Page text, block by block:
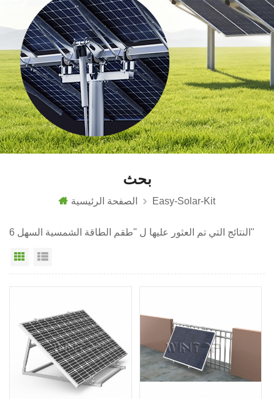
بحث
الصفحة الرئيسية Easy-Solar-Kit
6 النتائج التي تم العثور عليها ل "طقم الطاقة الشمسية السهل"
عرض شبكي